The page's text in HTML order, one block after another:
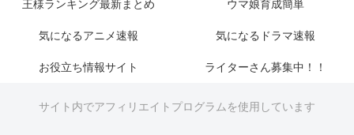
王様ランキング最新まとめ ウマ娘育成簡単
気になるアニメ速報 気になるドラマ速報
お役立ち情報サイト ライターさん募集中！！
サイト内でアフィリエイトプログラムを使用しています